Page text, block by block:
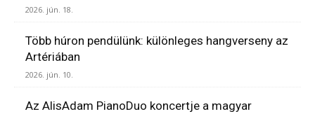
2026. jún. 18.
Több húron pendülünk: különleges hangverseny az
Artériában
2026. jún. 10.
Az AlisAdam PianoDuo koncertje a magyar